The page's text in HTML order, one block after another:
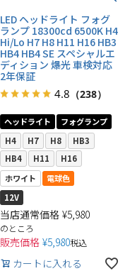
LED ヘッドライト フォグ
ランプ 18300cd 6500K H4
Hi/Lo H7 H8 H11 H16 HB3
HB4 HB4 SE スペシャルエ
ディション 爆光 車検対応
2年保証
4.8 （238）
ヘッドライト
フォグランプ
H4
H7 H8
HB3
HB4
H11
H16
ホワイト
電球色
12V
当店通常価格 ¥5,980
のところ
販売価格 ¥5,980税込
カートに入れる